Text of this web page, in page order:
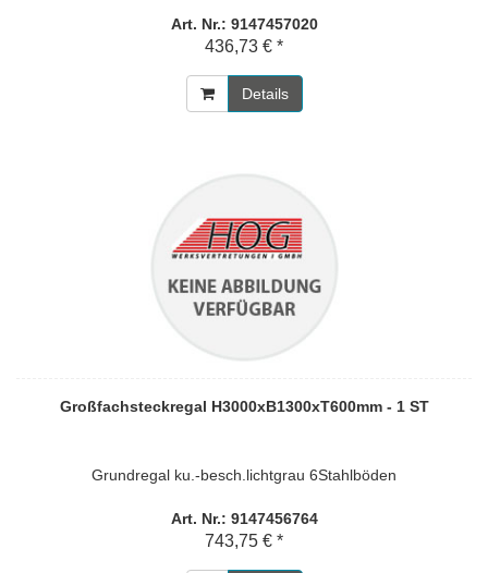
Art. Nr.: 9147457020
436,73 € *
Details
Großfachsteckregal H3000xB1300xT600mm - 1 ST
Grundregal ku.-besch.lichtgrau 6Stahlböden
Art. Nr.: 9147456764
743,75 € *